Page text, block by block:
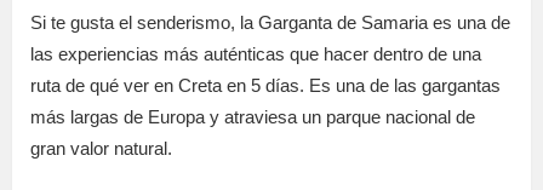
Si te gusta el senderismo, la Garganta de Samaria es una de
las experiencias más auténticas que hacer dentro de una
ruta de qué ver en Creta en 5 días. Es una de las gargantas
más largas de Europa y atraviesa un parque nacional de
gran valor natural.